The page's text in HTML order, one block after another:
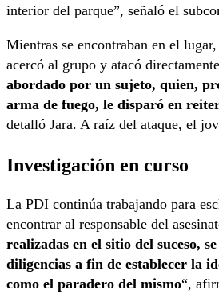
interior del parque”, señaló el
Mientras se encontraban en el
acercó al grupo y atacó
abordado por un sujeto, quien,
arma de fuego, le disparó en
detalló Jara. A raíz del ataque, el
Investigación en curso
La PDI continúa trabajando para
encontrar al responsable del
realizadas en el sitio del suceso,
diligencias a fin de establecer la
como el paradero del mismo“,